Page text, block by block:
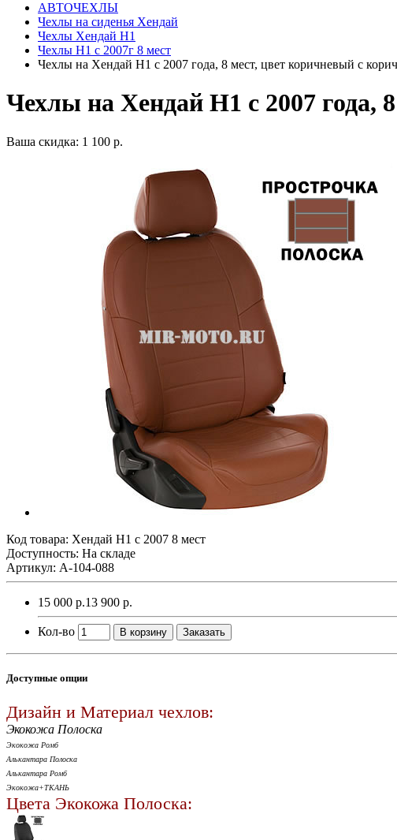
АВТОЧЕХЛЫ
Чехлы на сиденья Хендай
Чехлы Хендай Н1
Чехлы Н1 с 2007г 8 мест
Чехлы на Хендай Н1 с 2007 года, 8 мест, цвет коричневый с
Чехлы на Хендай Н1 с 2007 года,
Ваша скидка: 1 100 р.
Код товара: Хендай Н1 с 2007 8 мест
Доступность: На складе
Артикул: A-104-088
15 000 р.13 900 р.
Кол-во В корзину Заказать
Доступные опции
Дизайн и Материал чехлов:
Экокожа Полоска
Экокожа Ромб
Алькантара Полоска
Алькантара Ромб
Экокожа+ТКАНЬ
Цвета Экокожа Полоска: